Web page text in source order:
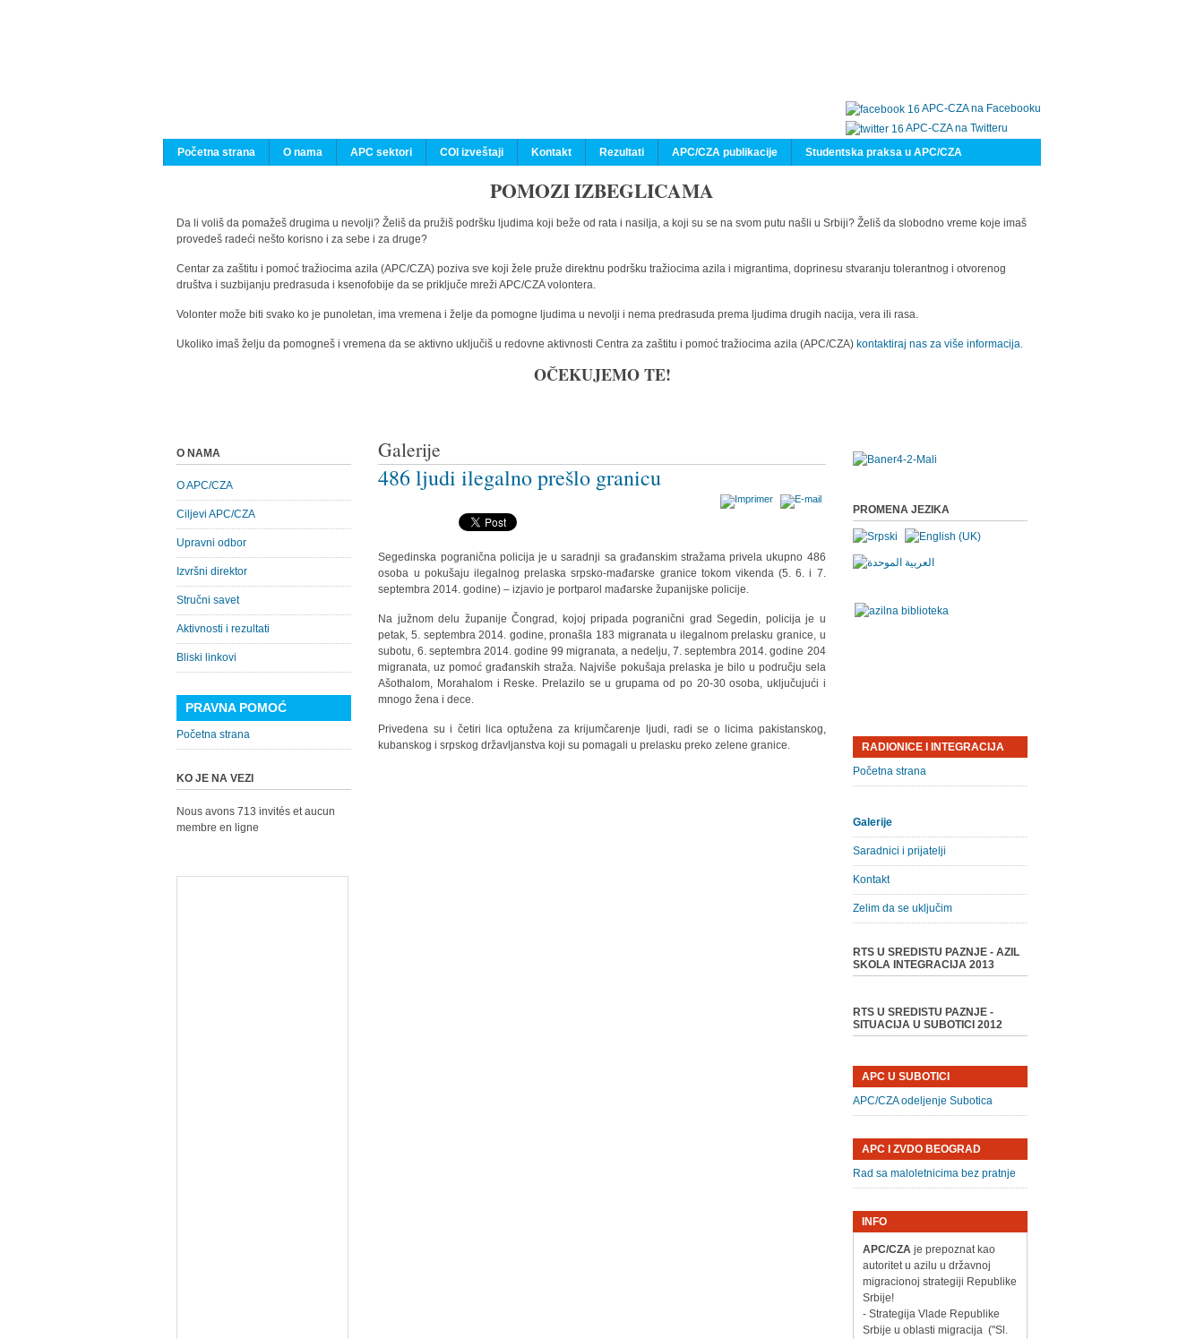
APC-CZA na Facebooku
APC-CZA na Twitteru
Početna strana
O nama APC sektori COI izveštaji Kontakt Rezultati APC/CZA publikacije Studentska praksa u APC/CZA
POMOZI IZBEGLICAMA
Da li voliš da pomažeš drugima u nevolji? Želiš da pružiš podršku ljudima koji beže od rata i nasilja, a koji su se na svom putu našli u Srbiji? Želiš da slobodno vreme koje imaš
provedeš radeći nešto korisno i za sebe i za druge?
Centar za zaštitu i pomoć tražiocima azila (APC/CZA) poziva sve koji žele pruže direktnu podršku tražiocima azila i migrantima, doprinesu stvaranju tolerantnog i otvorenog
društva i suzbijanju predrasuda i ksenofobije da se priključe mreži APC/CZA volontera.
Volonter može biti svako ko je punoletan, ima vremena i želje da pomogne ljudima u nevolji i nema predrasuda prema ljudima drugih nacija, vera ili rasa.
Ukoliko imaš želju da pomogneš i vremena da se aktivno uključiš u redovne aktivnosti Centra za zaštitu i pomoć tražiocima azila (APC/CZA) kontaktiraj nas za više informacija.
OČEKUJEMO TE!
Galerije
486 ljudi ilegalno prešlo granicu
Segedinska pogranična policija je u saradnji sa građanskim stražama privela ukupno 486
osoba u pokušaju ilegalnog prelaska srpsko-mađarske granice tokom vikenda (5. 6. i 7.
septembra 2014. godine) – izjavio je portparol mađarske županijske policije.
Na južnom delu županije Čongrad, kojoj pripada pogranični grad Segedin, policija je u
petak, 5. septembra 2014. godine, pronašla 183 migranata u ilegalnom prelasku granice, u
subotu, 6. septembra 2014. godine 99 migranata, a nedelju, 7. septembra 2014. godine 204
migranata, uz pomoć građanskih straža. Najviše pokušaja prelaska je bilo u području sela
Ašothalom, Morahalom i Reske. Prelazilo se u grupama od po 20-30 osoba, uključujući i
mnogo žena i dece.
Privedena su i četiri lica optužena za krijumčarenje ljudi, radi se o licima pakistanskog,
kubanskog i srpskog državljanstva koji su pomagali u prelasku preko zelene granice.
O NAMA
O APC/CZA
Ciljevi APC/CZA
Upravni odbor
Izvršni direktor
Stručni savet
Aktivnosti i rezultati
Bliski linkovi
PRAVNA POMOĆ
Početna strana
KO JE NA VEZI
Nous avons 713 invités et aucun
membre en ligne
PROMENA JEZIKA
RADIONICE I INTEGRACIJA
Početna strana
Galerije
Saradnici i prijatelji
Kontakt
Zelim da se uključim
RTS U SREDISTU PAZNJE - AZIL
SKOLA INTEGRACIJA 2013
RTS U SREDISTU PAZNJE -
SITUACIJA U SUBOTICI 2012
APC U SUBOTICI
APC/CZA odeljenje Subotica
APC I ZVDO BEOGRAD
Rad sa maloletnicima bez pratnje
INFO
APC/CZAje prepoznat kao
autoritet u azilu u državnoj
migracionoj strategiji Republike
Srbije!
- Strategija Vlade Republike
Srbije u oblasti migracija ("Sl.